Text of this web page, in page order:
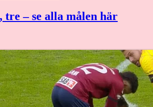
tre – se alla målen här